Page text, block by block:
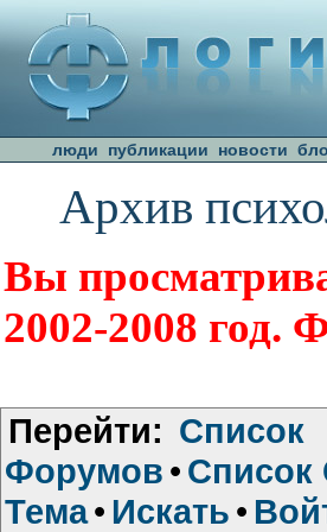
люди публикации новости
Архив
Вы
2002-2008 год.
Перейти: Список
Форумов • Список
Тема• Искать •